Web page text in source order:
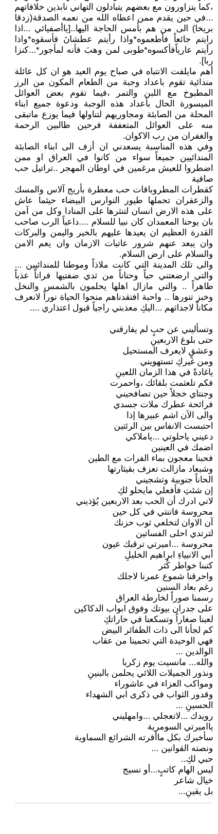
،كما يتزاورون مع بعضهم يتبادلون التهاني نابذين خلافاتهم
...في حين يقدم ممن اعطاه الله من نعمه الصدقة(زدقا
بريخا) الى من هم بأمس الحاجة اليها..[ياأصفيائي ...اذا
رايتم جائعاً فأطعموه*واذا رأيتم عطشانَ فأسقوه*واذا
رأيتم عارياًفأكسوه*طوبى لمن وهبَ فأنه لمأجور*...كنزا
ربا].
أهم مايلفت الانتباه في صباح يوم العيد هو ان كل عائلة
مندائية تقوم باعداد وجبة من الطعام المكون من الرز
المطبوخ مع اللبن والتمر ،فيما تقوم بعض العوائل
الميسورة الحال بأعداد هذه الوجبة ودعوة جميع ابناء
المحلة من الصابئة ومجاوريهم لتناولها فيما يوزع ماتبقى
منه على العوائل المتعففة فرحين طالبين الرحمة
والغفران من رب الاكوان.
وفي هذه المناسبة يسعدني ان أزف الى ابناء الصابئة
المندائيين جميعاً سواء من كانوا في العراق او ممن
اضطروا للعيش مرغمين في اوطان المهجر ..تراتيل حب
صافية
كقطرات المطروباقات حب معطرة بأريج آلاس والمسك
والزعفران تحملها طيور النوارس البيضاء حيثما عاش
على هذه الارض انسان لتنثرها على المنادا وكل من آمن
بان يوحنا المعمدان كان نبيا للسلام ....داعياً الرب صاحب
القدرة العظيم ان يعيدها عليهم بالخير واليمن والبركات
وان يبعد عنهم شرور عاتيات الازمان وان يعم الامن
والسلام على ارض السلام.
والى تلك المدينة التي كانت ملاذاً وموطنا للمندائيين ...
والتي ارضعتني حباً وحناناً من ثدي ضفتيها فراتاً عذباً
طاهراً .. والتي مازال اهلها يحلمون بالشمس والنخل
وخبز تنورها .. واحبة افتقدناهم منحوا الحياة نوراً لانعرف
مكاناً لاجداثهم ...اليكِ معذبتي راجياً قبول اعتذاري ....
وتسأليني عن حبٍ لم يفارقني
حتى بلوغ الاربعينِ
وعشقٍ لايعرف المستحيل
ومن غيركِ تستهويني
ياغادةً في هذا الزمان اللعينِ
فكم تلعثمت بلقائك ،واحمرت
وجنتاي خجلاً حين تصافحيني
فرائحة عطرك ملات جسدي
والى الآن اشم عبيرها إذا
احتبست الانفاس بين الرئتين
دعيني ياحلوتي ...ياملاكي
اضمك في العينين
فحبنا معجون بماء الفرات مع الطين
وشبعاد مازالت تعزف بقيثارتها
الحاناً جنوبية وتشجيني
إن شئتِ فأفعلي مايحلو لكِ
لاني ادرك أن الحب بعد الاربعين يُؤذيني
محروسة فاتنتي في كل حين
آن الاوان لتخلعي ثوب حزنك
لترتدي احلى الفساتين
محروسة ...اميرتي ترقبك عيون
أبي الانبياءِ ابراهيم الخليلِ
كتبنا خواطر كُثر
واحرقنا شموع عمرنا لاجلك
رغم بعاد السنين
رسمنا صوراً لخارطة العراق
على جدران بيوتك وفوق ابواب الدكاكين
لعبنا صغاراً وتسكعنا في حاراتكِ
كم لجأنا الى ذات الظفائر البيض
فهي الوحيدة التي تحمينا من عقاب
الوالدين ...
والله... مانسيت يوم زكريا
ونذور الجميلات اللائي يحلمن بالبنينِ
ومواكب العزاء في عاشوراء
وقدور الثواب في ذكرى ابي الشهداء
الحسينِ ...
رويدك ...لاتعجلي ...وامهليني
يااميرتي السومرية
سأخبرك بكل ماأقرته الشرائع السماوية
ونصته القوانين ...
حبي لكِ..
ليس الهام كاتبٍ...أو نسيج
خيال شاعر
بل يقينِ...